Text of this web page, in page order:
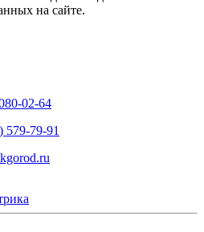
на сайте.
02-64
579-79-91